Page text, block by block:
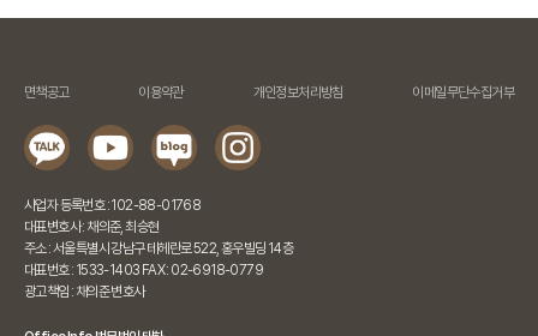
면책공고 이용약관 개인정보처리방침 이메일무단수집거부
사업자 등록번호 : 102-88-01768
대표변호사 : 채의준, 최승현
주소 : 서울특별시 강남구 테헤란로 522, 홍우빌딩 14층
대표번호 : 1533-1403 FAX : 02-6918-0779
광고책임 : 채의준 변호사